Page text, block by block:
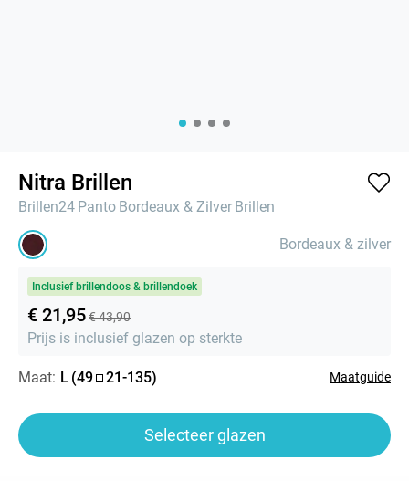
Nitra Brillen
Brillen24 Panto Bordeaux & Zilver Brillen
Bordeaux & zilver
Inclusief brillendoos & brillendoek
€ 21,95€ 43,90
Prijs is inclusief glazen op sterkte
Maat: L (49 21-135) Maatguide
Selecteer glazen